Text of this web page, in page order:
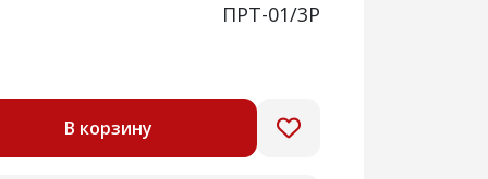
ПРТ-01/3Р
В корзину